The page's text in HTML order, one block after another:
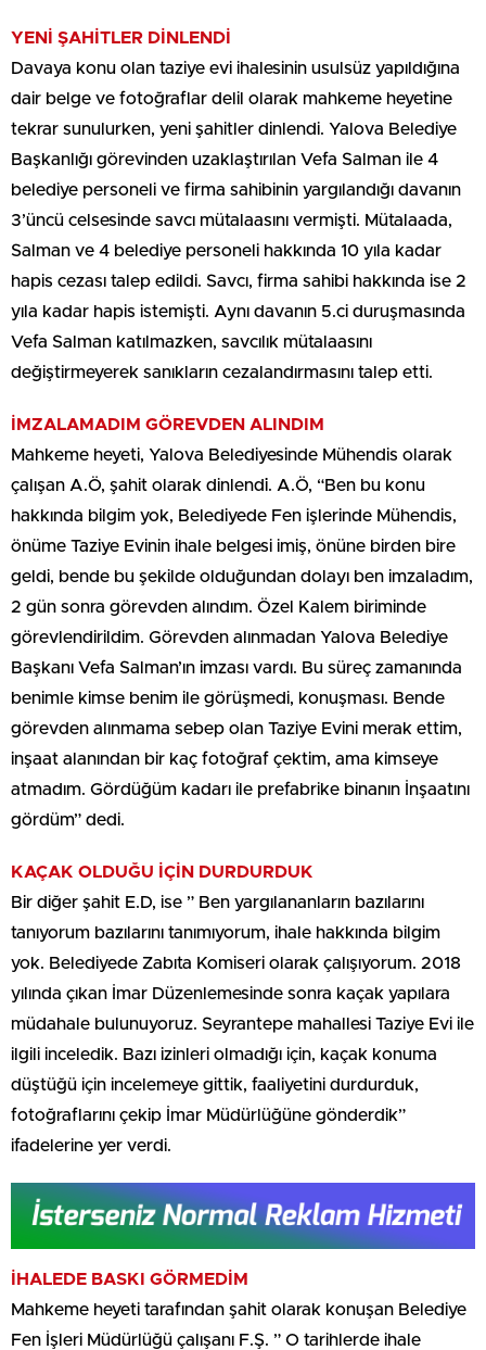
YENİ ŞAHİTLER DİNLENDİ
Davaya konu olan taziye evi ihalesinin usulsüz yapıldığına
dair belge ve fotoğraflar delil olarak mahkeme heyetine
tekrar sunulurken, yeni şahitler dinlendi. Yalova Belediye
Başkanlığı görevinden uzaklaştırılan Vefa Salman ile 4
belediye personeli ve firma sahibinin yargılandığı davanın
3’üncü celsesinde savcı mütalaasını vermişti. Mütalaada,
Salman ve 4 belediye personeli hakkında 10 yıla kadar
hapis cezası talep edildi. Savcı, firma sahibi hakkında ise 2
yıla kadar hapis istemişti. Aynı davanın 5.ci duruşmasında
Vefa Salman katılmazken, savcılık mütalaasını
değiştirmeyerek sanıkların cezalandırmasını talep etti.
İMZALAMADIM GÖREVDEN ALINDIM
Mahkeme heyeti, Yalova Belediyesinde Mühendis olarak
çalışan A.Ö, şahit olarak dinlendi̇. A.Ö, “Ben bu konu
hakkında bilgim yok, Belediyede Fen işlerinde Mühendis,
önüme Taziye Evinin ihale belgesi imiş, önüne birden bire
geldi, bende bu şekilde olduğundan dolayı ben imzaladım,
2 gün sonra görevden alındım. Özel Kalem biriminde
görevlendirildim. Görevden alınmadan Yalova Belediye
Başkanı Vefa Salman’ın imzası vardı. Bu süreç zamanında
benimle kimse benim ile görüşmedi, konuşması. Bende
görevden alınmama sebep olan Taziye Evini merak ettim,
inşaat alanından bir kaç fotoğraf çektim, ama kimseye
atmadım. Gördüğüm kadarı ile prefabrike binanın İnşaatını
gördüm” dedi.
KAÇAK OLDUĞU İÇİN DURDURDUK
Bir diğer şahit E.D, ise ” Ben yargılananların bazılarını
tanıyorum bazılarını tanımıyorum, ihale hakkında bilgim
yok. Belediyede Zabıta Komiseri olarak çalışıyorum. 2018
yılında çıkan İmar Düzenlemesinde sonra kaçak yapılara
müdahale bulunuyoruz. Seyrantepe mahallesi Taziye Evi ile
ilgili inceledik. Bazı izinleri olmadığı için, kaçak konuma
düştüğü için incelemeye gittik, faaliyetini durdurduk,
fotoğraflarını çekip İmar Müdürlüğüne gönderdik”
ifadelerine yer verdi.
İHALEDE BASKI GÖRMEDİM
Mahkeme heyeti tarafından şahit olarak konuşan Belediye
Fen İşleri Müdürlüğü çalışanı F.Ş. ” O tarihlerde ihale